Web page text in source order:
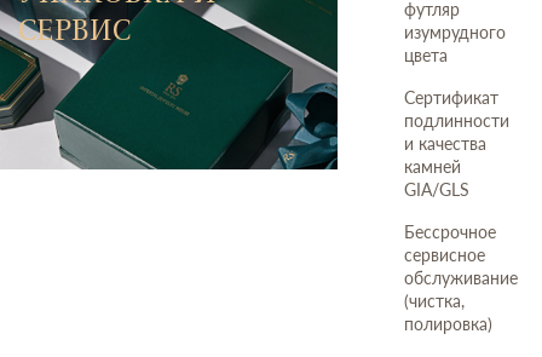
СЕРВИС
футляр
изумрудного
цвета
Сертификат
подлинности
и качества
камней
GIA/GLS
Бессрочное
сервисное
обслуживание
(чистка,
полировка)